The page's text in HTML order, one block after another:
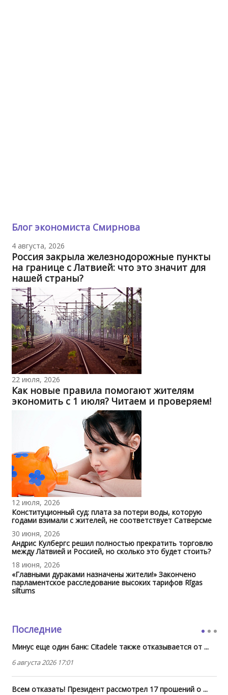
Блог экономиста Смирнова
4 августа, 2026
Россия закрыла железнодорожные пункты
на границе с Латвией: что это значит для
нашей страны?
22 июля, 2026
Как новые правила помогают жителям
экономить с 1 июля? Читаем и проверяем!
12 июля, 2026
Конституционный суд: плата за потери воды, которую
годами взимали с жителей, не соответствует Сатверсме
30 июня, 2026
Андрис Кулбергс решил полностью прекратить торговлю
между Латвией и Россией, но сколько это будет стоить?
18 июня, 2026
«Главными дураками назначены жители!» Закончено
парламентское расследование высоких тарифов Rīgas
siltums
Последние
Минус еще один банк: Citadele также отказывается от ...
6 августа 2026 17:01
Всем отказать! Президент рассмотрел 17 прошений о ...